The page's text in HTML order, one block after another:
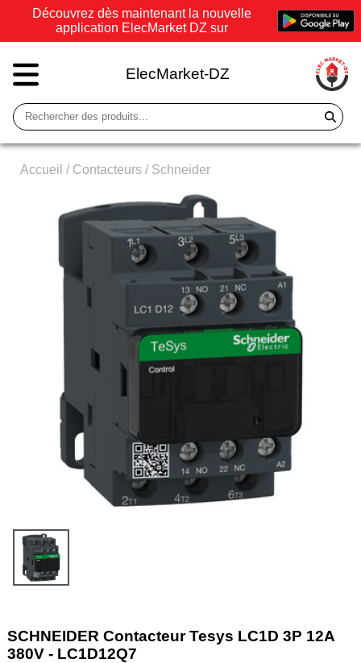
Découvrez dès maintenant la nouvelle
application ElecMarket DZ sur
ElecMarket-DZ
Accueil / Contacteurs/ Schneider
SCHNEIDER Contacteur Tesys LC1D 3P 12A
380V - LC1D12Q7